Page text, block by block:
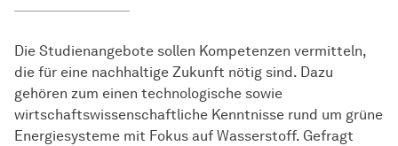
Die Studienangebote sollen Kompetenzen vermitteln,
die für eine nachhaltige Zukunft nötig sind. Dazu
gehören zum einen technologische sowie
wirtschaftswissenschaftliche Kenntnisse rund um grüne
Energiesysteme mit Fokus auf Wasserstoff. Gefragt